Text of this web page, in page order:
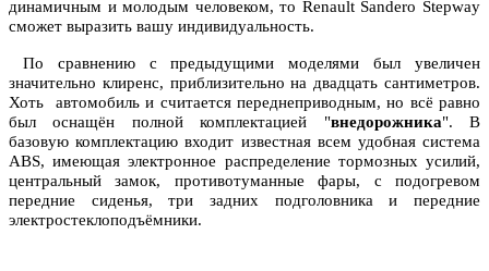
динамичным и молодым человеком, то Renault Sandero Stepway
сможет выразить вашу индивидуальность.
По сравнению с предыдущими моделямибыл увеличен
значительно клиренс, приблизительно на двадцать сантиметров.
Хоть автомобиль и считается переднеприводным, но всё равно
был оснащён полной комплектацией "внедорожника". В
базовую комплектацию входит известная всем удобная система
ABS, имеющая электронное распределение тормозных усилий,
центральный замок, противотуманные фары, с подогревом
передние сиденья, три задних подголовника и передние
электростеклоподъёмники.